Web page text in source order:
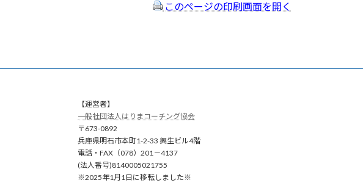
このページの印刷画面を開く
【運営者】
一般社団法人はりまコーチング協会
〒673-0892
兵庫県明石市本町1-2-33 興生ビル4階
電話・FAX（078）201－4137
(法人番号)8140005021755
※2025年1月1日に移転しました※